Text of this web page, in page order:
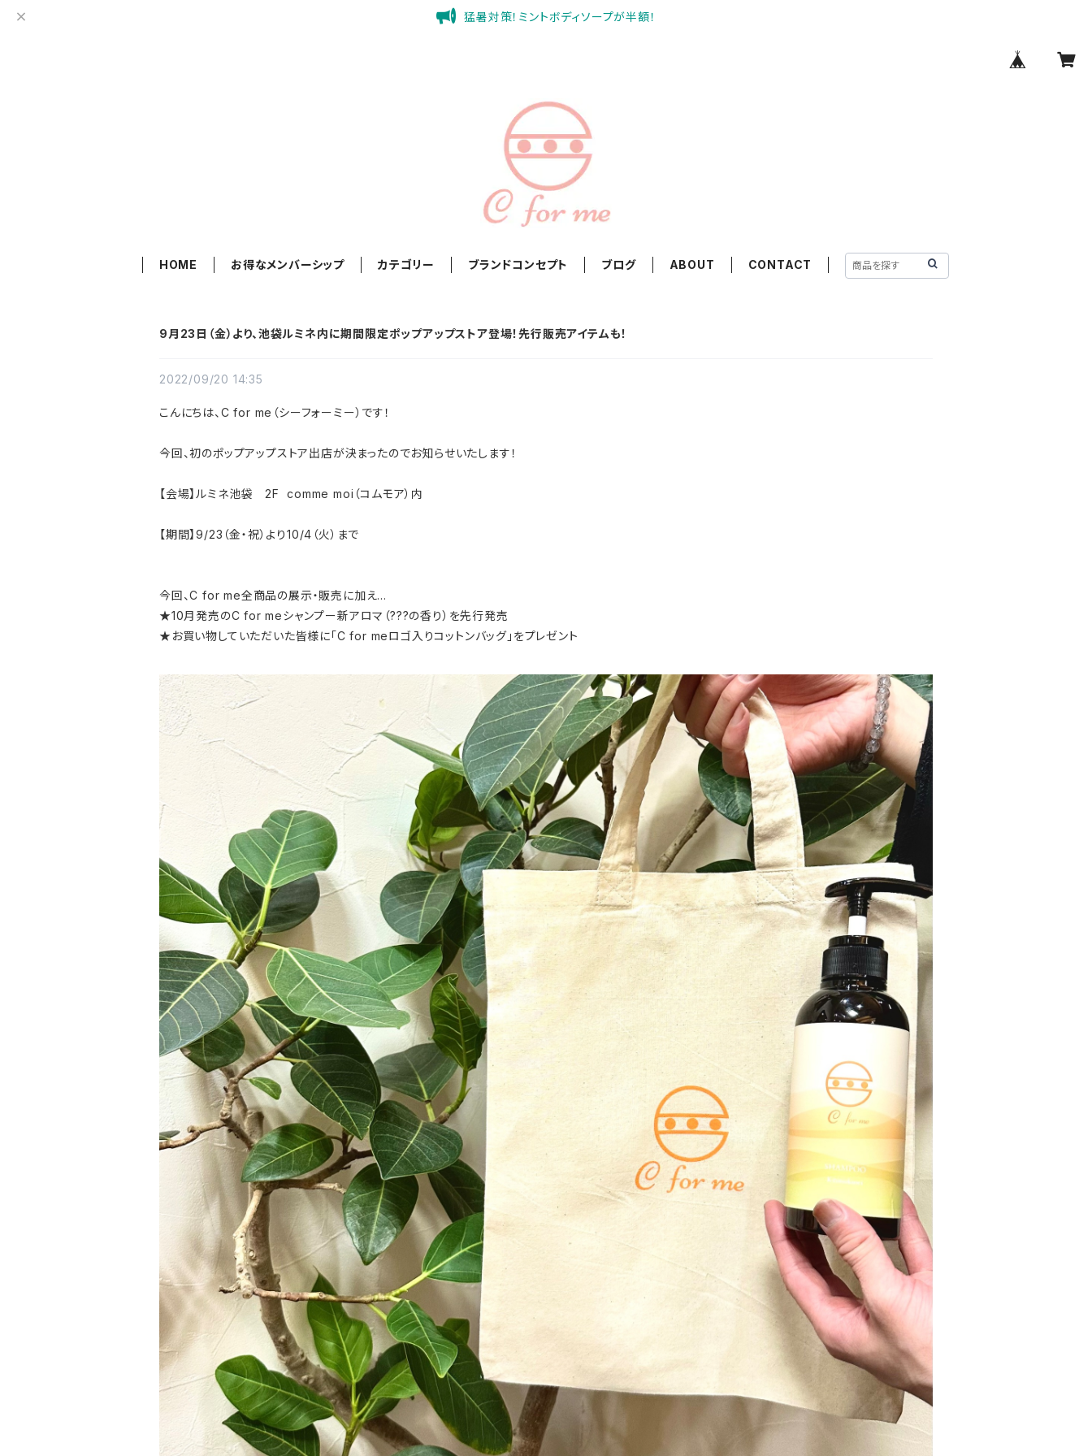
猛暑対策！ミントボディソープが半額！
HOME お得なメンバーシップ カテゴリー ブランドコンセプト ブログ ABOUT CONTACT
9月23日（金）より、池袋ルミネ内に期間限定ポップアップストア登場！先行販売アイテムも！
2022/09/20 14:35
こんにちは、C for me（シーフォーミー）です！
今回、初のポップアップストア出店が決まったのでお知らせいたします！
【会場】ルミネ池袋 2F comme moi（コムモア）内
【期間】9/23（金・祝）より10/4（火）まで
今回、C for me全商品の展示・販売に加え...
★10月発売のC for meシャンプー新アロマ（???の香り）を先行発売
★お買い物していただいた皆様に「C for meロゴ入りコットンバッグ」をプレゼント